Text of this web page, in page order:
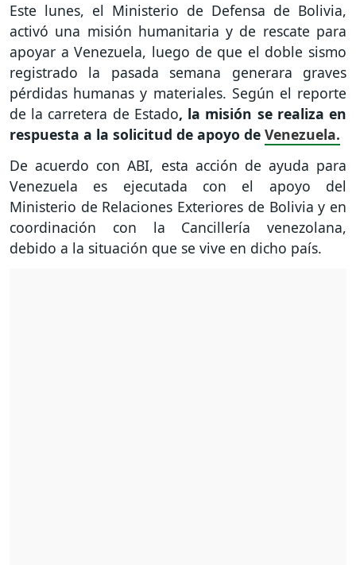
Este lunes, el Ministerio de Defensa de Bolivia,
activó una misión humanitaria y de rescate para
apoyar a Venezuela, luego de que el doble sismo
registrado la pasada semana generara graves
pérdidas humanas y materiales. Según el reporte
de la carretera de Estado, la misión se realiza en
respuesta a la solicitud de apoyo de Venezuela.
De acuerdo con ABI, esta acción de ayuda para
Venezuela es ejecutada con el apoyo del
Ministerio de Relaciones Exteriores de Bolivia y en
coordinación con la Cancillería venezolana,
debido a la situación que se vive en dicho país.